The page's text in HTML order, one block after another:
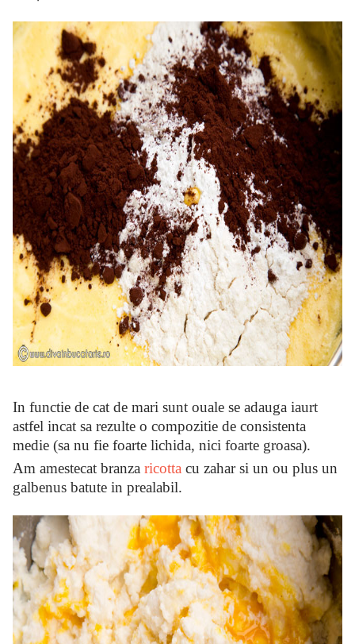
In functie de cat de mari sunt ouale se adauga iaurt
astfel incat sa rezulte o compozitie de consistenta
medie (sa nu fie foarte lichida, nici foarte groasa).
Am amestecat branza ricotta cu zahar si un ou plus un
galbenus batute in prealabil.